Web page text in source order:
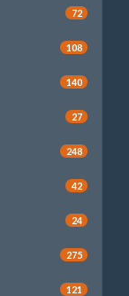
72
108
140
27
248
42
24
275
121